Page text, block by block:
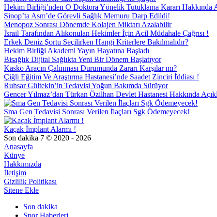
Hekim Birliği’nden O Doktora Yönelik Tutuklama Kararı Hakkında
Sinop’ta Asm’de Görevli Sağlık Memuru Darp Edildi!
Menopoz Sonrası Dönemde Kolajen Miktarı Azalabilir
İ̇srail Tarafından Alıkonulan Hekimler İ̇çin Acil Müdahale Çağrısı !
Erkek Deniz Şortu Seçilirken Hangi Kriterlere Bakılmalıdır?
Hekim Birliği Akademi Yayın Hayatına Başladı
Bisağlık Dijital Sağlıkta Yeni Bir Dönem Başlatıyor
Kasko Aracın Çalınması Durumunda Zararı Karşılar mı?
Çiğli Eğitim Ve Araştırma Hastanesi’nde Saadet Zinciri İ̇ddiası !
Ruhsar Gültekin’in Tedavisi Yoğun Bakımda Sürüyor
Gencer Yılmaz’dan Türkan Özilhan Devlet Hastanesi Hakkında
Sma Gen Tedavisi Sonrası Verilen İ̇laçları Sgk Ödemeyecek!
Kaçak İ̇mplant Alarmı !
Son dakika 7 © 2020 - 2026
Anasayfa
Künye
Hakkımızda
İletişim
Gizlilik Politikası
Sitene Ekle
Son dakika
Spor Haberleri